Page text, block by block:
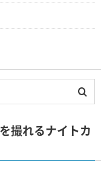
撮れるナイトカ